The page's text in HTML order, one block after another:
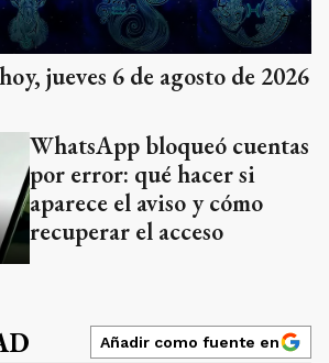
jueves 6 de agosto de 2026
WhatsApp bloqueó cuentas
por error: qué hacer si
aparece el aviso y cómo
recuperar el acceso
Añadir como fuente en